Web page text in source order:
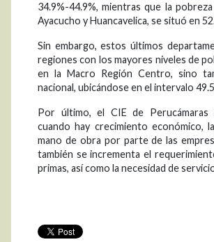
34.9%-44.9%, mientras que la
Ayacucho y Huancavelica, se situó en
Sin embargo, estos últimos
regiones con los mayores niveles de
en la Macro Región Centro, sino
nacional, ubicándose en el intervalo
Por último, el CIE de
cuando hay crecimiento económico,
mano de obra por parte de las
también se incrementa el
primas, así como la necesidad de